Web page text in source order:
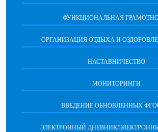
ФУНКЦИОНАЛЬНАЯ
ОРГАНИЗАЦИЯ ОТДЫХА И
НАСТАВНИЧЕСТВО
МОНИТОРИНГИ
ВВЕДЕНИЕ ОБНОВЛЕННЫХ
ЭЛЕКТРОННЫЙ ДНЕВНИК/